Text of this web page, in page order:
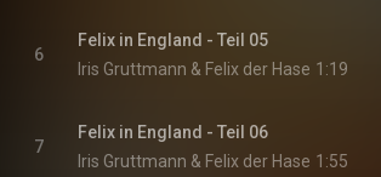
6
Felix in England - Teil 05
Iris Gruttmann & Felix der Hase 1:19
7
Felix in England - Teil 06
Iris Gruttmann & Felix der Hase 1:55